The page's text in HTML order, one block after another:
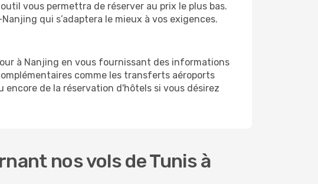
vous permettra de réserver au prix le plus bas.
qui s’adaptera le mieux à vos exigences.
à Nanjing en vous fournissant des informations
comme les transferts aéroports
de la réservation d'hôtels si vous désirez
nos vols de Tunis à